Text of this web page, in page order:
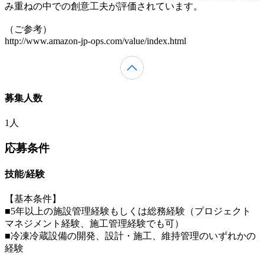
み重ねの中での創意工夫が評価されています。
（ご参考）
http://www.amazon-jp-ops.com/value/index.html
募集人数
1人
応募条件
技能/経験
【基本条件】
■5年以上の施設管理経験もしくは総務経験（プロジェクト
マネジメント経験、施工管理経験でも可）
■冷凍冷蔵設備の開発、設計・施工、維持管理のいずれかの
経験